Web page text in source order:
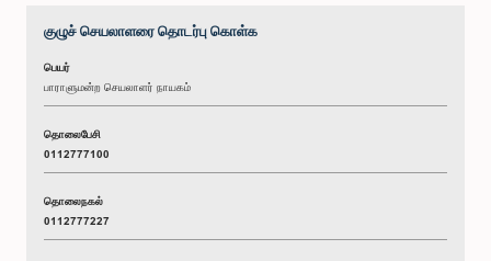
குழுச் செயலாளரை தொடர்பு கொள்க
பெயர்
பாராளுமன்ற செயலாளர் நாயகம்
தொலைபேசி
0112777100
தொலைநகல்
0112777227